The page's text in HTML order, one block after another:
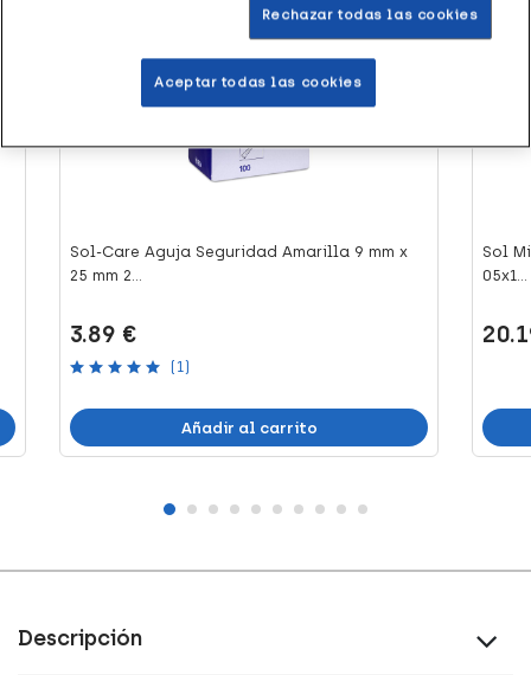
Sol-Care Aguja Seguridad Amarilla 9 mm x
25 mm 2...
3.89 €
(1)
Añadir al carrito
Sol
05x1...
Descripción
Rechazar todas las cookies
Aceptar todas las cookies